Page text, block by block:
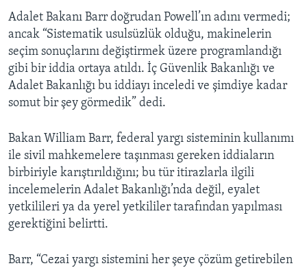
Adalet Bakanı Barr doğrudan Powell’ın adını vermedi;
ancak “Sistematik usulsüzlük olduğu, makinelerin
seçim sonuçlarını değiştirmek üzere programlandığı
gibi bir iddia ortaya atıldı. İç Güvenlik Bakanlığı ve
Adalet Bakanlığı bu iddiayı inceledi ve şimdiye kadar
somut bir şey görmedik” dedi.
Bakan William Barr, federal yargı sisteminin kullanımı
ile sivil mahkemelere taşınması gereken iddiaların
birbiriyle karıştırıldığını; bu tür itirazlarla ilgili
incelemelerin Adalet Bakanlığı’nda değil, eyalet
yetkilileri ya da yerel yetkililer tarafından yapılması
gerektiğini belirtti.
Barr, “Cezai yargı sistemini her şeye çözüm getirebilen